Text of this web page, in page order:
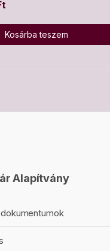
Kosárba teszem
Alapítvány